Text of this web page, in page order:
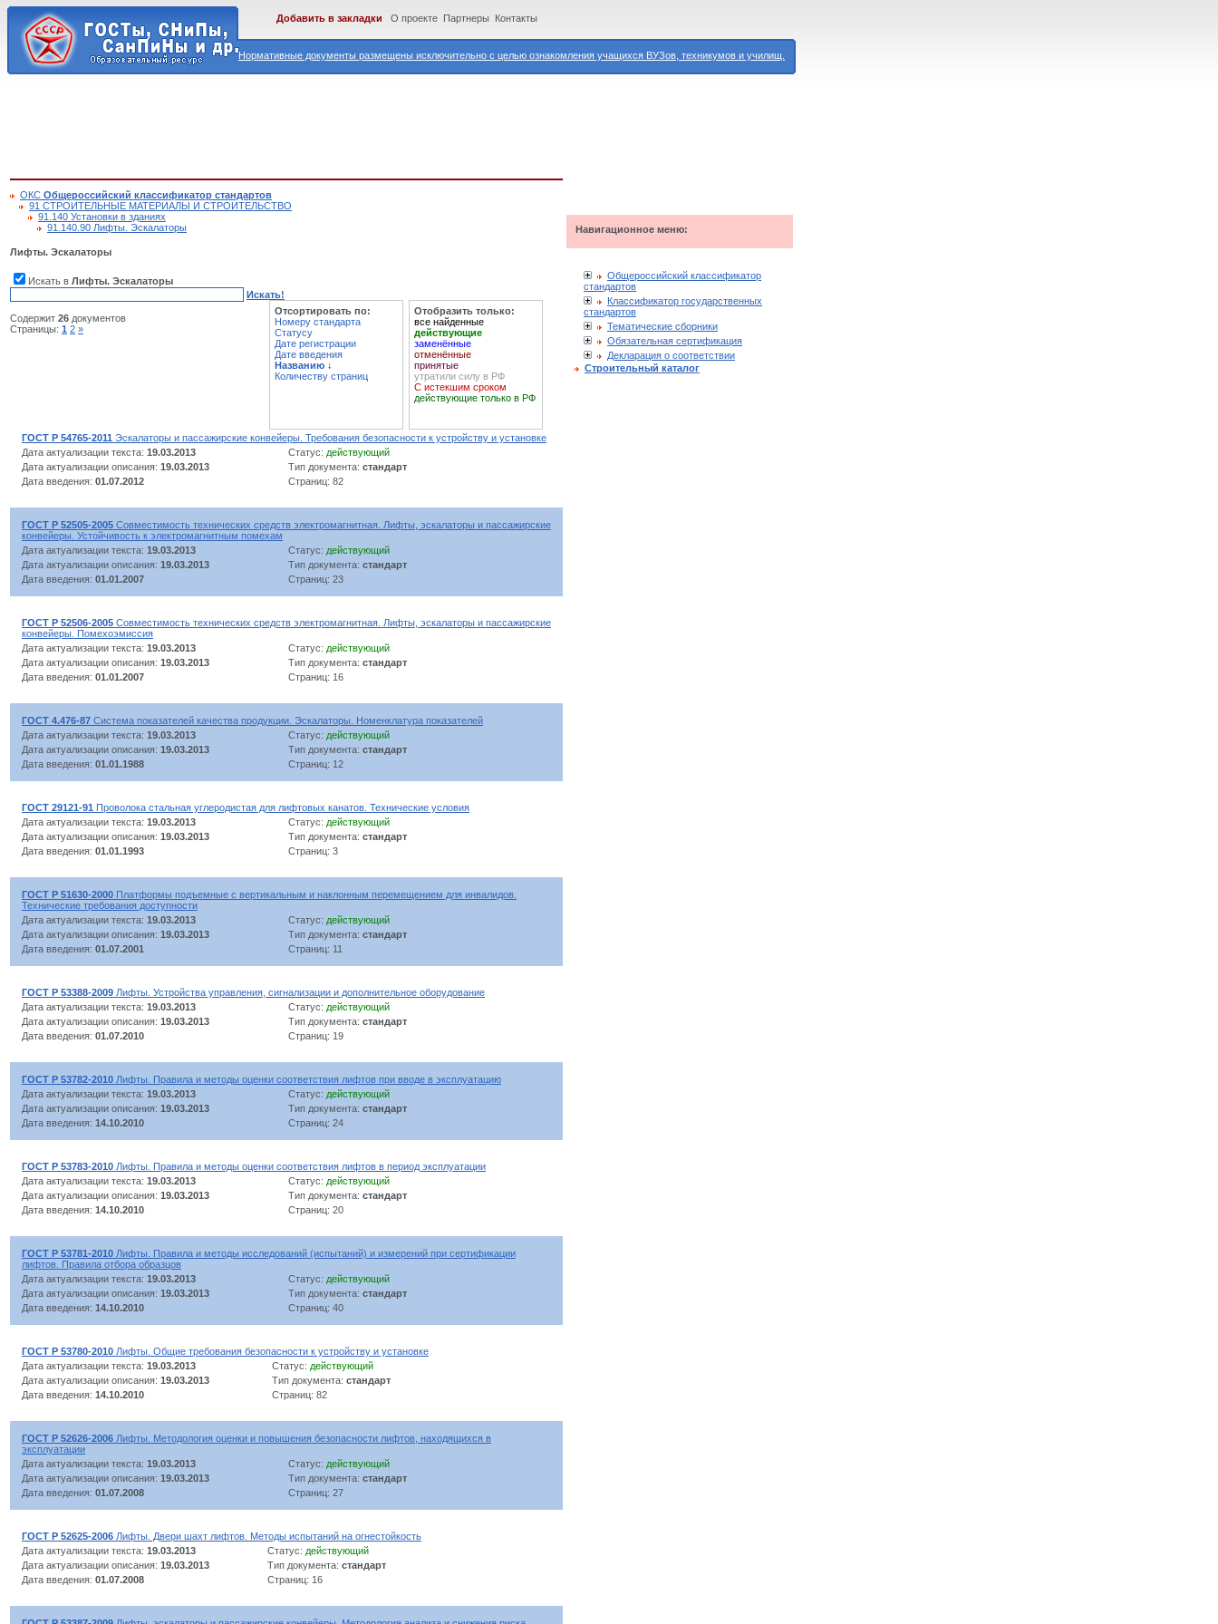
Нормативные документы размещены исключительно с целью ознакомления учащихся ВУЗов, техникумов и училищ.
Добавить в закладки О проекте Партнеры Контакты
ОКС Общероссийский классификатор стандартов
91 СТРОИТЕЛЬНЫЕ МАТЕРИАЛЫ И СТРОИТЕЛЬСТВО
91.140 Установки в зданиях
91.140.90 Лифты. Эскалаторы
Лифты. Эскалаторы
Искать в Лифты. Эскалаторы
Искать!
Содержит 26 документов
Страницы: 1 2 »
Отсортировать по:
Номеру стандарта
Статусу
Дате регистрации
Дате введения
Названию ↓
Количеству страниц
Отобразить только:
все найденные
действующие
заменённые
отменённые
принятые
утратили силу в РФ
С истекшим сроком
действующие только в РФ
ГОСТ Р 54765-2011 Эскалаторы и пассажирские конвейеры. Требования безопасности к устройству и установке
Дата актуализации текста: 19.03.2013 Статус: действующий
Дата актуализации описания: 19.03.2013 Тип документа: стандарт
Дата введения: 01.07.2012 Страниц: 82
ГОСТ Р 52505-2005 Совместимость технических средств электромагнитная. Лифты, эскалаторы и пассажирские
конвейеры. Устойчивость к электромагнитным помехам
Дата актуализации текста: 19.03.2013 Статус: действующий
Дата актуализации описания: 19.03.2013 Тип документа: стандарт
Дата введения: 01.01.2007 Страниц: 23
ГОСТ Р 52506-2005 Совместимость технических средств электромагнитная. Лифты, эскалаторы и пассажирские
конвейеры. Помехоэмиссия
Дата актуализации текста: 19.03.2013 Статус: действующий
Дата актуализации описания: 19.03.2013 Тип документа: стандарт
Дата введения: 01.01.2007 Страниц: 16
ГОСТ 4.476-87 Система показателей качества продукции. Эскалаторы. Номенклатура показателей
Дата актуализации текста: 19.03.2013 Статус: действующий
Дата актуализации описания: 19.03.2013 Тип документа: стандарт
Дата введения: 01.01.1988 Страниц: 12
ГОСТ 29121-91 Проволока стальная углеродистая для лифтовых канатов. Технические условия
Дата актуализации текста: 19.03.2013 Статус: действующий
Дата актуализации описания: 19.03.2013 Тип документа: стандарт
Дата введения: 01.01.1993 Страниц: 3
ГОСТ Р 51630-2000 Платформы подъемные с вертикальным и наклонным перемещением для инвалидов.
Технические требования доступности
Дата актуализации текста: 19.03.2013 Статус: действующий
Дата актуализации описания: 19.03.2013 Тип документа: стандарт
Дата введения: 01.07.2001 Страниц: 11
ГОСТ Р 53388-2009 Лифты. Устройства управления, сигнализации и дополнительное оборудование
Дата актуализации текста: 19.03.2013 Статус: действующий
Дата актуализации описания: 19.03.2013 Тип документа: стандарт
Дата введения: 01.07.2010 Страниц: 19
ГОСТ Р 53782-2010 Лифты. Правила и методы оценки соответствия лифтов при вводе в эксплуатацию
Дата актуализации текста: 19.03.2013 Статус: действующий
Дата актуализации описания: 19.03.2013 Тип документа: стандарт
Дата введения: 14.10.2010 Страниц: 24
ГОСТ Р 53783-2010 Лифты. Правила и методы оценки соответствия лифтов в период эксплуатации
Дата актуализации текста: 19.03.2013 Статус: действующий
Дата актуализации описания: 19.03.2013 Тип документа: стандарт
Дата введения: 14.10.2010 Страниц: 20
ГОСТ Р 53781-2010 Лифты. Правила и методы исследований (испытаний) и измерений при сертификации
лифтов. Правила отбора образцов
Дата актуализации текста: 19.03.2013 Статус: действующий
Дата актуализации описания: 19.03.2013 Тип документа: стандарт
Дата введения: 14.10.2010 Страниц: 40
ГОСТ Р 53780-2010 Лифты. Общие требования безопасности к устройству и установке
Дата актуализации текста: 19.03.2013 Статус: действующий
Дата актуализации описания: 19.03.2013 Тип документа: стандарт
Дата введения: 14.10.2010 Страниц: 82
ГОСТ Р 52626-2006 Лифты. Методология оценки и повышения безопасности лифтов, находящихся в
эксплуатации
Дата актуализации текста: 19.03.2013 Статус: действующий
Дата актуализации описания: 19.03.2013 Тип документа: стандарт
Дата введения: 01.07.2008 Страниц: 27
ГОСТ Р 52625-2006 Лифты. Двери шахт лифтов. Методы испытаний на огнестойкость
Дата актуализации текста: 19.03.2013 Статус: действующий
Дата актуализации описания: 19.03.2013 Тип документа: стандарт
Дата введения: 01.07.2008 Страниц: 16
Навигационное меню:
Общероссийский классификатор
стандартов
Классификатор государственных
стандартов
Тематические сборники
Обязательная сертификация
Декларация о соответствии
Строительный каталог